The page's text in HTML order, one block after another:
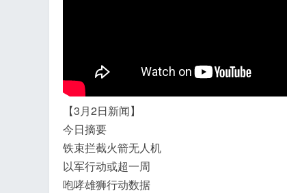
【3月2日新闻】
今日摘要
铁束拦截火箭无人机
以军行动或超一周
咆哮雄狮行动数据